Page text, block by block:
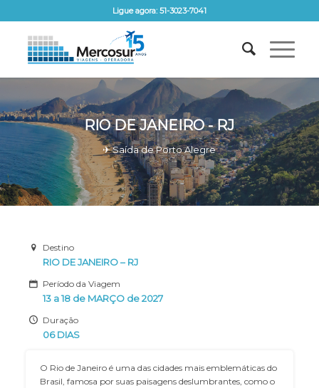
Ligue agora: 51-3023-7041
RIO DE JANEIRO - RJ
✈ Saída de Porto Alegre
Destino
RIO DE JANEIRO – RJ
Período da Viagem
13 a 18 de MARÇO de 2027
Duração
06 DIAS
O Rio de Janeiro é uma das cidades mais emblemáticas do
Brasil, famosa por suas paisagens deslumbrantes, como o